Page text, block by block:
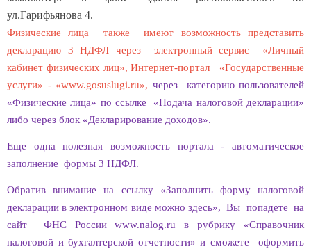
ул.Гарифьянова 4.
Физические лица также имеют возможность представить
декларацию 3 НДФЛ через электронный сервис «Личный
кабинет физических лиц», Интернет-портал «Государственные
услуги» - «www.gosuslugi.ru», через категорию пользователей
«Физические лица» по ссылке «Подача налоговой декларации»
либо через блок «Декларирование доходов».
Еще одна полезная возможность портала - автоматическое
заполнение формы 3 НДФЛ.
Обратив внимание на ссылку «Заполнить форму налоговой
декларации в электронном виде можно здесь», Вы попадете на
сайт ФНС России www.nalog.ru в рубрику «Справочник
налоговой и бухгалтерской отчетности» и сможете оформить